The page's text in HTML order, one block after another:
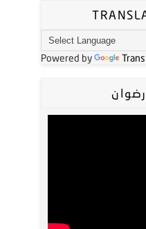
Powered by